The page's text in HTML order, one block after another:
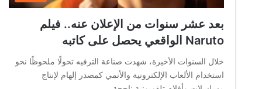
بعد عشر سنوات من الإعلان عنه.. فيلم
Naruto الواقعي يحصل على كاتبه
خلال السنوات الأخيرة، شهدت صناعة الترفيه تحولًا ملحوظًا نحو
استخدام الألعاب الإلكترونية والأنمي كمصدر إلهام لإنتاج